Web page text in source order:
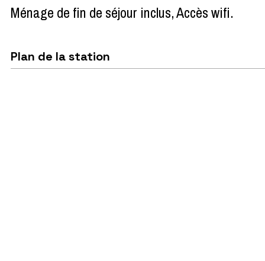
Ménage de fin de séjour inclus Accès wifi
Plan de la station